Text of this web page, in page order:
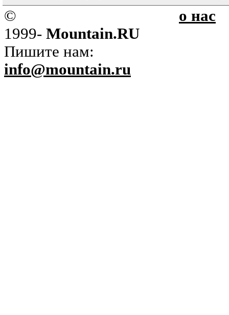
©
1999- Mountain.RU
Пишите нам:
info@mountain.ru
о нас